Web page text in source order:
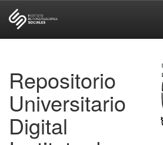
Repositorio
Universitario
Digital